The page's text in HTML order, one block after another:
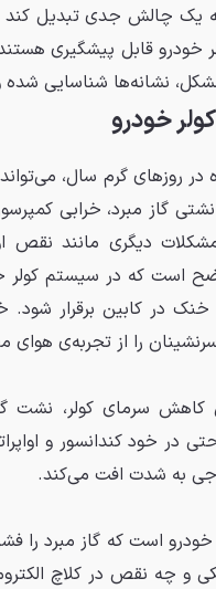
یک چالش جدی تبدیل کند
خودرو قابل پیشگیری
نشانه‌ها شناسایی
خودرو
در روزهای گرم سال،
گاز مبرد، خرابی
دیگری مانند نقص
است که در سیستم
در کابین برقرار شود.
را از تجربه‌ی هوای
کاهش سرمای کولر، نشت
حتی در خود کندانسور و
به شدت افت می‌کند.
خودرو است که گاز مبرد را
و چه نقص در کلاچ